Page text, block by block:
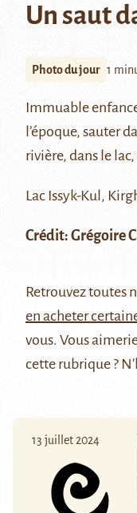
Un saut
Photo du jour 1
Immuable
l’époque, sauter
rivière, dans le
Lac Issyk-Kul,
Crédit: Grégoire
Retrouveztoutes
en acheter
vous. Vous
cette rubrique ?
13 juillet 2024